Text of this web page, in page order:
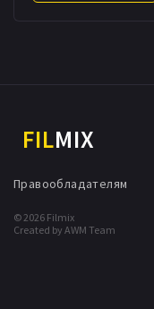
FILMIX
© 2026 Filmix
Created by AWM Team
Правообладателям